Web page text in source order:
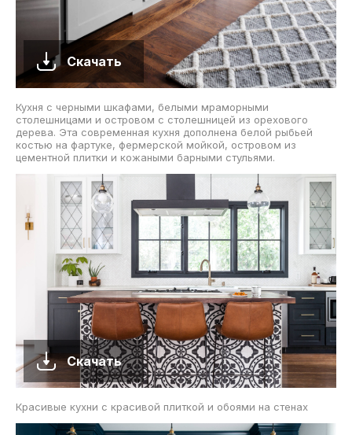
Скачать
Кухня с черными шкафами, белыми мраморными
столешницами и островом с столешницей из орехового
дерева. Эта современная кухня дополнена белой рыбьей
костью на фартуке, фермерской мойкой, островом из
цементной плитки и кожаными барными стульями.
Скачать
Красивые кухни с красивой плиткой и обоями на стенах